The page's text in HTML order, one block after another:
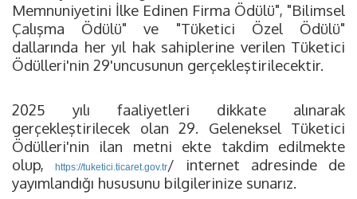
Memnuniyetini İlke Edinen Firma Ödülü", "Bilimsel
Çalışma Ödülü" ve "Tüketici Özel Ödülü"
dallarında her yıl hak sahiplerine verilen Tüketici
Ödülleri'nin 29'uncusunun gerçekleştirilecektir.
2025 yılı faaliyetleri dikkate alınarak
gerçekleştirilecek olan 29. Geleneksel Tüketici
Ödülleri'nin ilan metni ekte takdim edilmekte
olup,
https://tuketici.ticaret.gov.tr/ internet adresinde de
yayımlandığı hususunu bilgilerinize sunarız.